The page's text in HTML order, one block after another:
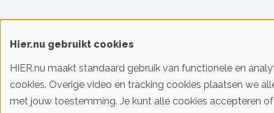
Hier.nu gebruikt cookies
HIER.nu maakt standaard gebruik van functionele en
cookies. Overige video en tracking cookies plaatsen we
met jouw toestemming. Je kunt alle cookies accepteren